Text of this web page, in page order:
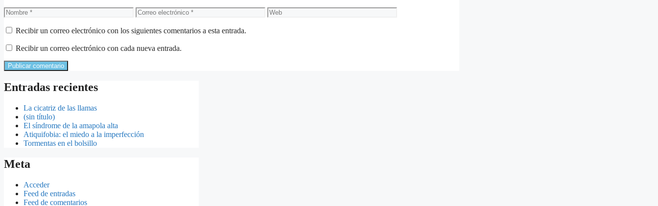
Nombre
Correo
electrónico
Web
Recibir un correo electrónico con los siguientes comentarios a esta entrada.
Recibir un correo electrónico con cada nueva entrada.
Entradas recientes
La cicatriz de las llamas
(sin título)
El síndrome de la amapola alta
Atiquifobia: el miedo a la imperfección
Tormentas en el bolsillo
Meta
Acceder
Feed de entradas
Feed de comentarios